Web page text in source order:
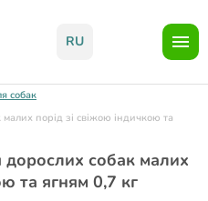
RU
собак
порід зі свіжою індичкою та
собак малих
та ягням 0,7 кг